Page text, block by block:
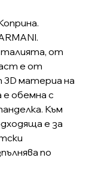
талията, от
е от
материа на
обемна с
Към
е за
по